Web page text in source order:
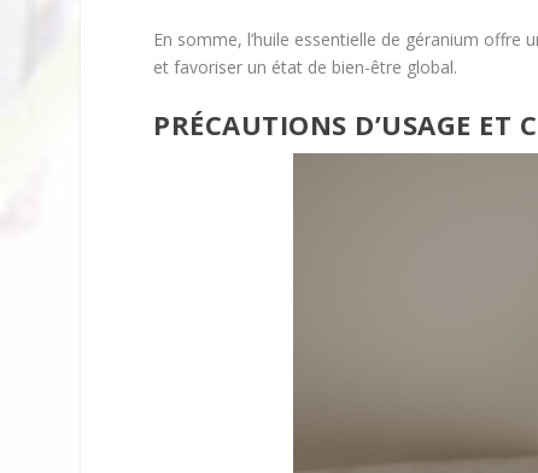
En somme, l’huile essentielle de géranium
et favoriser un état de bien-être global.
PRÉCAUTIONS D’USAGE ET